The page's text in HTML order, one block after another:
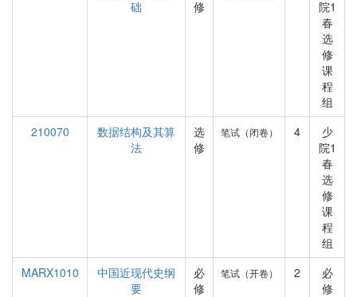
础
修
院1
春
选
修
课
程
组
210070
数据结构及其算
法
选
修
笔试（闭卷） 4
少
院1
春
选
修
课
程
组
MARX1010
中国近现代史纲
要
必
修
笔试（开卷） 2
必
修